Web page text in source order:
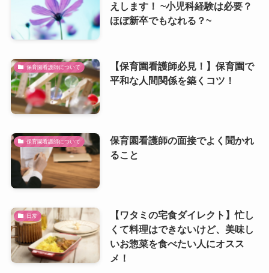
えします！ ~小児科経験は必要？
ほぼ新卒でもなれる？~
保育園看護師について
【保育園看護師必見！】保育園で
平和な人間関係を築くコツ！
保育園看護師について
保育園看護師の面接でよく聞かれ
ること
日常
【ワタミの宅食ダイレクト】忙し
くて料理はできないけど、美味し
いお惣菜を食べたい人にオスス
メ！